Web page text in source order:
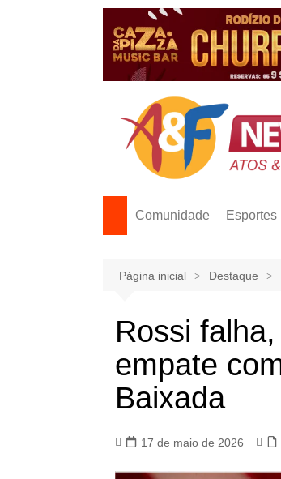
Comunidade Esportes
Página inicial Destaque
Rossi
empate
Baixada
17 de maio de 2026